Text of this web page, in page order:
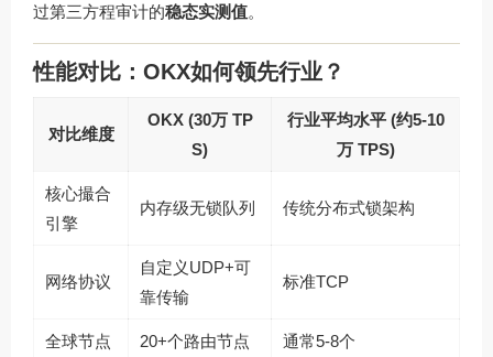
过第三方程审计的稳态实测值。
性能对比：OKX如何领先行业？
对比维度
OKX (30万 TP
S)
行业平均水平 (约5-10
万 TPS)
核心撮合
引擎
内存级无锁队列 传统分布式锁架构
网络协议
自定义UDP+可
靠传输
标准TCP
全球节点 20+个路由节点 通常5-8个